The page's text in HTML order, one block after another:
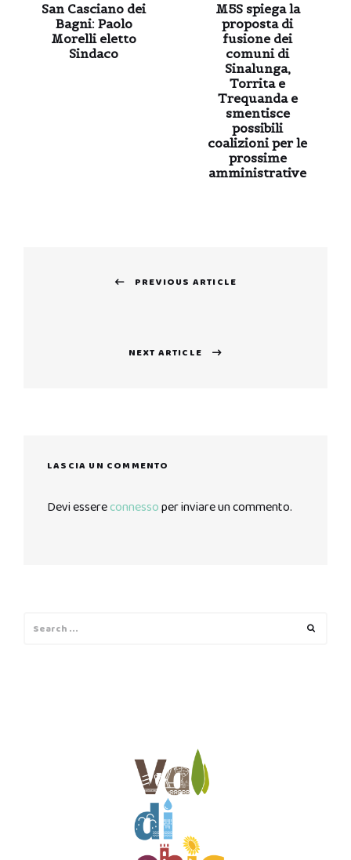
San Casciano dei
Bagni: Paolo
Morelli eletto
Sindaco
M5S spiega la
proposta di
fusione dei
comuni di
Sinalunga,
Torrita e
Trequanda e
smentisce
possibili
coalizioni per le
prossime
amministrative
PREVIOUS ARTICLE
NEXT ARTICLE
LASCIA UN COMMENTO
Devi essereconnessoper inviare un commento.
for: